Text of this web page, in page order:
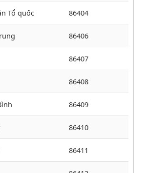
Tổ quốc 86404
86406
86407
86408
86409
86410
86411